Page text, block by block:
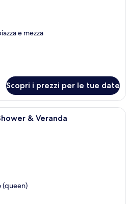
e mezza
Scopri i prezzi per le tue date
Un letto rifatto con cura, un vassoio
& Veranda
(queen)